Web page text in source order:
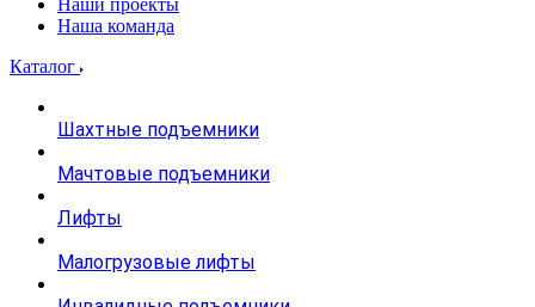
Наши проекты
Наша команда
Каталог
Шахтные подъемники
Мачтовые подъемники
Лифты
Малогрузовые лифты